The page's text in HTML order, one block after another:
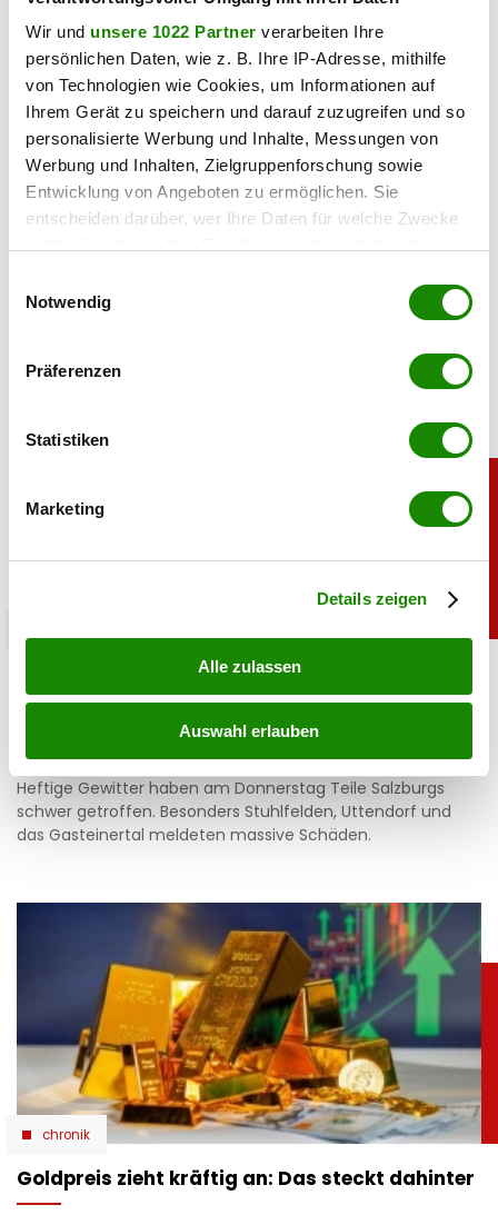
Wir und unsere 1022 Partner verarbeiten Ihre
persönlichen Daten, wie z. B. Ihre IP-Adresse, mithilfe
von Technologien wie Cookies, um Informationen auf
Ihrem Gerät zu speichern und darauf zuzugreifen und so
personalisierte Werbung und Inhalte, Messungen von
Werbung und Inhalten, Zielgruppenforschung sowie
Entwicklung von Angeboten zu ermöglichen. Sie
entscheiden darüber, wer Ihre Daten für welche Zwecke
Trigger Symbol ändern oder widerrufen
Informationen über Ihre geografische Lage
können
bestimmten Merkmalen (Fingerprinting) identifizieren
Erfahren Sie mehr darüber, wie Ihre persönlichen Daten
Notwendig
Präferenzen
Statistiken
Marketing
Details zeigen
Alle zulassen
Auswahl erlauben
Mit dem Sieg wird Bulgarien erstmals Gastgeber des
Eurovision Song Contest. Der Bewerb wandert damit 2027
nach Südosteuropa. Zum Abschluss bleibt vor allem eine
Botschaft der Siegerin: „Alles ist möglich.“
Haben Sie einen Fehler gefunden?Schicken Sie uns Ihr
Feedback zu diesem Artikel.
teilen
Ausnahmezustand: Schwere Schäden nach
Gewittern in Salzburg
07.08.2026 UM 08:28,YUNUS EMRE KURT
Heftige Gewitter haben am Donnerstag Teile Salzburgs
schwer getroffen. Besonders Stuhlfelden, Uttendorf und
das Gasteinertal meldeten massive Schäden.
chronik
Goldpreis zieht kräftig an: Das steckt dahinter